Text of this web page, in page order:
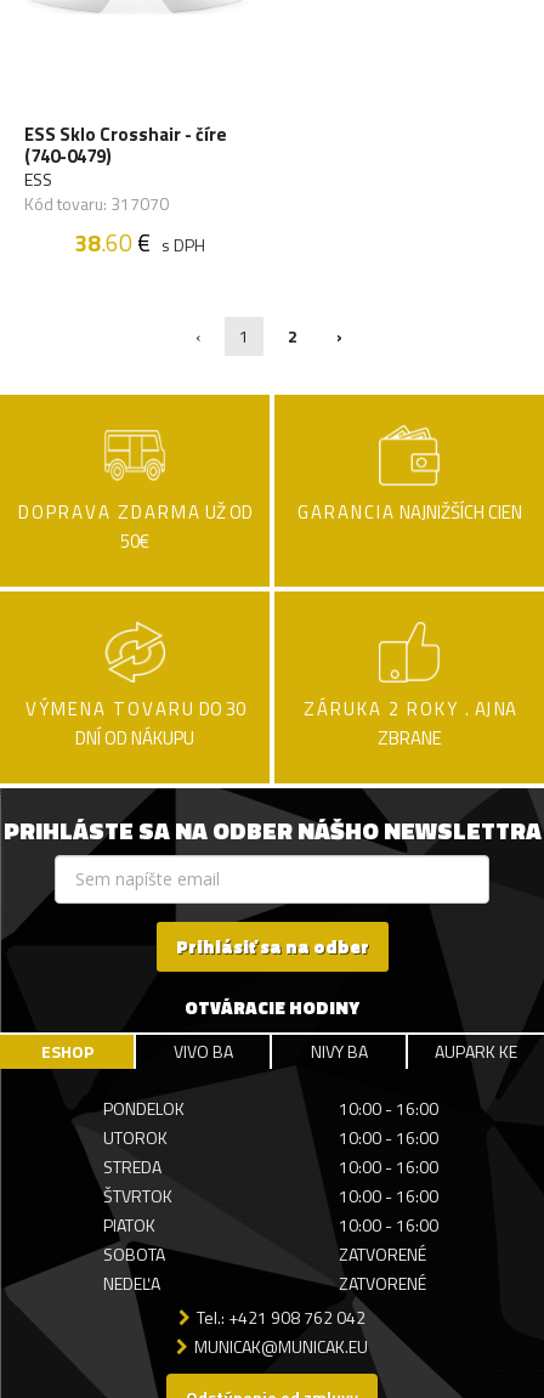
ESS Sklo Crosshair - číre
(740-0479)
ESS
Kód tovaru: 317070
38.60€ s DPH
‹ 1 2 ›
DOPRAVA ZDARMA UŽ OD
50€
GARANCIA NAJNIŽŠÍCH CIEN
VÝMENA TOVARU DO 30
DNÍ OD NÁKUPU
ZÁRUKA 2 ROKY . AJ NA
ZBRANE
PRIHLÁSTE SA NA ODBER NÁŠHO NEWSLETTRA
Prihlásiť sa na odber
OTVÁRACIE HODINY
ESHOP VIVO BA NIVY BA AUPARK KE
PONDELOK
10:00 - 16:00
UTOROK
10:00 - 16:00
STREDA
10:00 - 16:00
ŠTVRTOK
10:00 - 16:00
PIATOK
10:00 - 16:00
SOBOTA
ZATVORENÉ
NEDEĽA
ZATVORENÉ
Tel.: +421 908 762 042
MUNICAK@MUNICAK.EU